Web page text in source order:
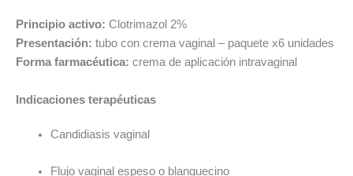
Principio activo: Clotrimazol 2%
Presentación: tubo con crema vaginal – paquete x6 unidades
Forma farmacéutica: crema de aplicación intravaginal
Indicaciones terapéuticas
Candidiasis vaginal
Flujo vaginal espeso o blanquecino